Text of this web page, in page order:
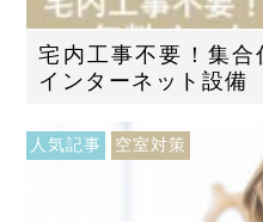
宅内工事不要！集
インターネット設備
人気記事 空室対策